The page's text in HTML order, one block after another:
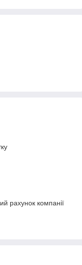
рахунок компанії